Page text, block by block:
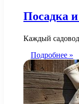
Посадка
Каждый
Подробнее »